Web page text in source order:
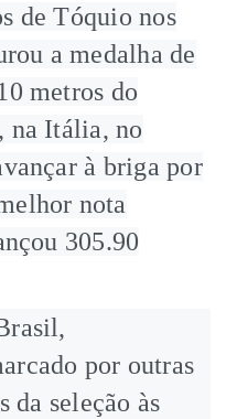
de Tóquio nos
a medalha de
metros do
na Itália, no
à briga por
nota
305.90
por outras
da seleção às